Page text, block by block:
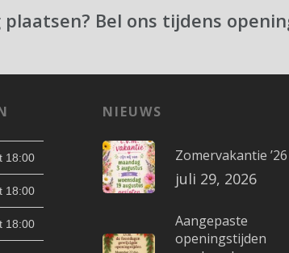
Bel ons tijdens
18:00
18:00
18:00
NIEUWS
Zomervakantie ’26
juli 29, 2026
Aangepaste
openingstijden